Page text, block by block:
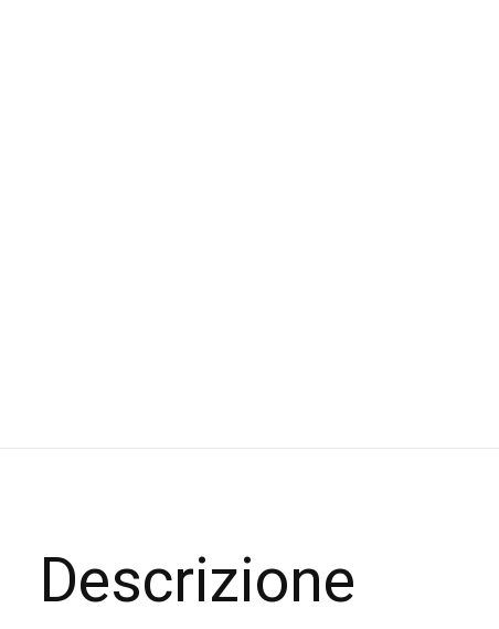
Descrizione